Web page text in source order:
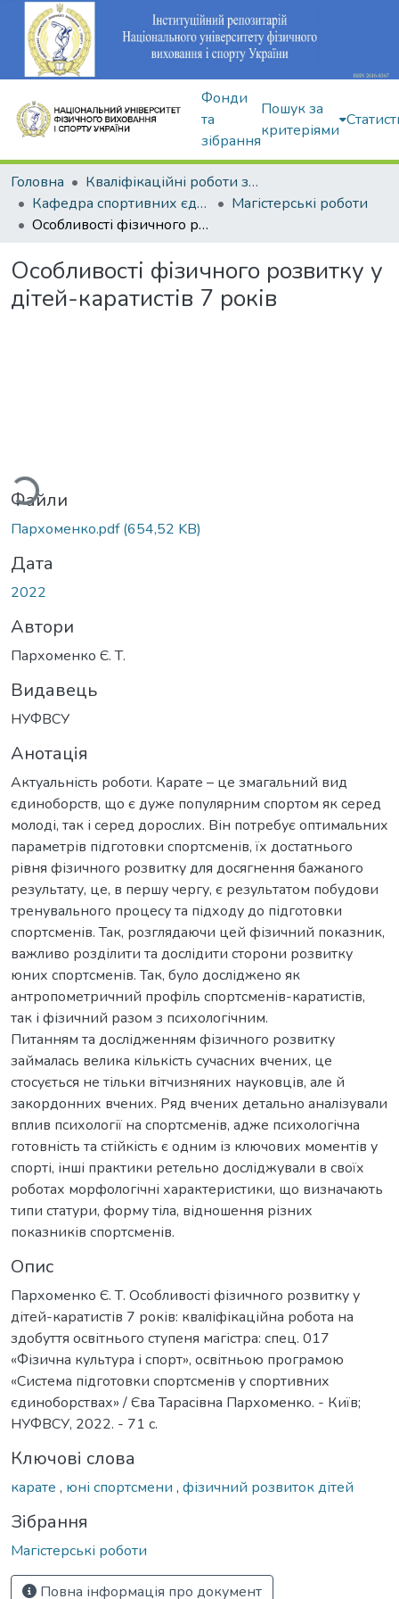
Фонди
та
зібрання
Пошук за
критеріями
Головна
Кваліфікаційні роботи здобувачів вищої освіти
Кафедра спортивних єдиноборств та силових видів спорту
Магістерські роботи
Особливості фізичного розвитку у дітей-каратистів 7 років
Особливості фізичного розвитку у
дітей-каратистів 7 років
Файли
Пархоменко.pdf(654,52 KB)
Дата
2022
Автори
Пархоменко Є. Т.
Видавець
НУФВСУ
Анотація
Актуальність роботи. Карате – це змагальний вид
єдиноборств, що є дуже популярним спортом як серед
молоді, так і серед дорослих. Він потребує оптимальних
параметрів підготовки спортсменів, їх достатнього
рівня фізичного розвитку для досягнення бажаного
результату, це, в першу чергу, є результатом побудови
тренувального процесу та підходу до підготовки
спортсменів. Так, розглядаючи цей фізичний показник,
важливо розділити та дослідити сторони розвитку
юних спортсменів. Так, було досліджено як
антропометричний профіль спортсменів-каратистів,
так і фізичний разом з психологічним.
Питанням та дослідженням фізичного розвитку
займалась велика кількість сучасних вчених, це
стосується не тільки вітчизняних науковців, але й
закордонних вчених. Ряд вчених детально аналізували
вплив психології на спортсменів, адже психологічна
готовність та стійкість є одним із ключових моментів у
спорті, інші практики ретельно досліджували в своїх
роботах морфологічні характеристики, що визначають
типи статури, форму тіла, відношення різних
показників спортсменів.
Опис
Пархоменко Є. Т. Особливості фізичного розвитку у
дітей-каратистів 7 років: кваліфікаційна робота на
здобуття освітнього ступеня магістра: спец. 017
«Фізична культура і спорт», освітньою програмою
«Система підготовки спортсменів у спортивних
єдиноборствах» / Єва Тарасівна Пархоменко. - Київ;
НУФВСУ, 2022. - 71 с.
Ключові слова
карате , юні спортсмени , фізичний розвиток дітей
Зібрання
Магістерські роботи
Повна інформація про документ